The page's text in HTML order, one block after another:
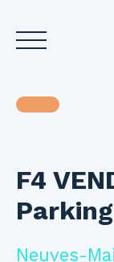
Accueil
F4
Parking
Neuves-